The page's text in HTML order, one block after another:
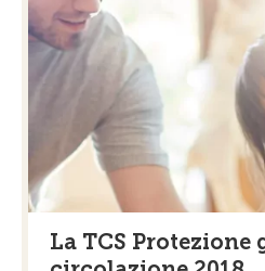
La TCS